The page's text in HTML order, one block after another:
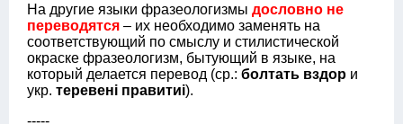
На другие языки фразеологизмы дословно не
переводятся – их необходимо заменять на
соответствующий по смыслу и стилистической
окраске фразеологизм, бытующий в языке, на
который делается перевод (ср.: болтать вздор и
укр. теревенi правитиi).
-----